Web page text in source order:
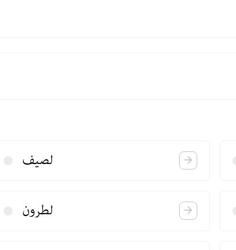
لصیف
لطرون